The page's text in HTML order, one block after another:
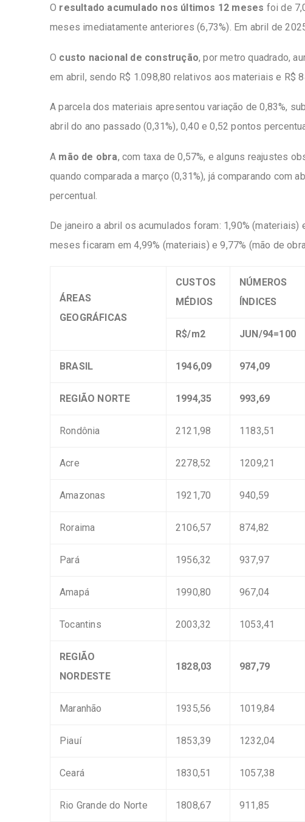
O resultado acumulado nos últimos 12 meses foi de
meses imediatamente anteriores (6,73%). Em abril de
O custo nacional de construção, por metro quadrado,
em abril, sendo R$ 1.098,80 relativos aos materiais e R$
A parcela dos materiais apresentou variação de 0,83%,
abril do ano passado (0,31%), 0,40 e 0,52 pontos
A mão de obra, com taxa de 0,57%, e alguns reajustes
quando comparada a março (0,31%), já comparando com
percentual.
De janeiro a abril os acumulados foram: 1,90%
meses ficaram em 4,99% (materiais) e 9,77% (mão de
ÁREAS
GEOGRÁFICAS
CUSTOS
MÉDIOS
NÚMEROS
ÍNDICES
R$/m2 JUN/94=100
BRASIL 1946,09 974,09
REGIÃO NORTE 1994,35 993,69
Rondônia 2121,98 1183,51
Acre 2278,52 1209,21
Amazonas 1921,70 940,59
Roraima 2106,57 874,82
Pará 1956,32 937,97
Amapá 1990,80 967,04
Tocantins 2003,32 1053,41
REGIÃO
NORDESTE
1828,03 987,79
Maranhão 1935,56 1019,84
Piauí 1853,39 1232,04
Ceará 1830,51 1057,38
Rio Grande do Norte 1808,67 911,85